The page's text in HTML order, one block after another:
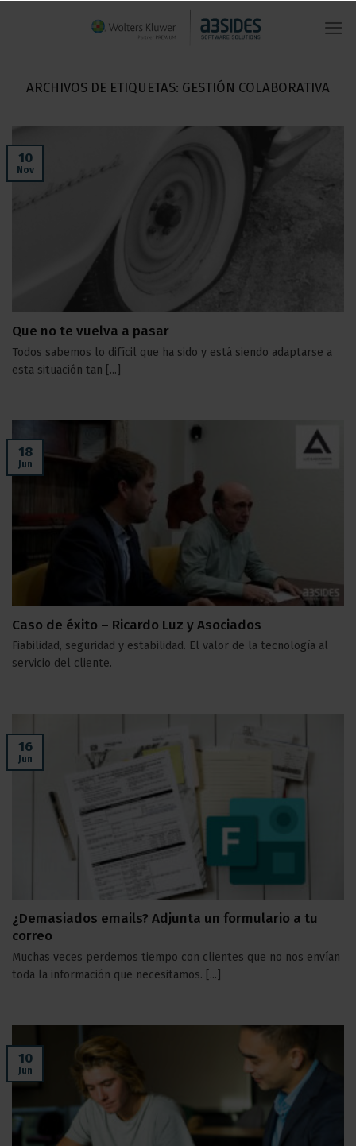
ARCHIVOS DE ETIQUETAS: GESTIÓN COLABORATIVA
Que no te vuelva a pasar
Todos sabemos lo difícil que ha sido y está siendo adaptarse a
esta situación tan [...]
10
Nov
Caso de éxito – Ricardo Luz y Asociados
Fiabilidad, seguridad y estabilidad. El valor de la tecnología al
servicio del cliente.
18
Jun
¿Demasiados emails? Adjunta un formulario a tu
correo
Muchas veces perdemos tiempo con clientes que no nos envían
toda la información que necesitamos. [...]
16
Jun
10
Jun